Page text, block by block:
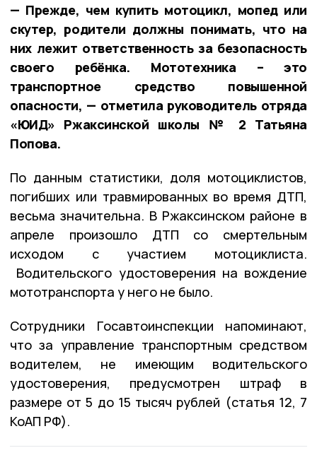
— Прежде, чем купить мотоцикл, мопед или
скутер, родители должны понимать, что на
них лежит ответственность за безопасность
своего ребёнка. Мототехника – это
транспортное средство повышенной
опасности, — отметила руководитель отряда
«ЮИД» Ржаксинской школы № 2 Татьяна
Попова.
По данным статистики, доля мотоциклистов,
погибших или травмированных во время ДТП,
весьма значительна. В Ржаксинском районе в
апреле произошло ДТП со смертельным
исходом с участием мотоциклиста.
Водительского удостоверения на вождение
мототранспорта у него не было.
Сотрудники Госавтоинспекции напоминают,
что за управление транспортным средством
водителем, не имеющим водительского
удостоверения, предусмотрен штраф в
размере от 5 до 15 тысяч рублей (статья 12, 7
КоАП РФ).